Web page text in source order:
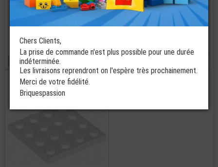
LEGO® Plate 4x4
- Ouverture 2x2
Au Centre
à partir de
9 coloris disponibles
LEGO® Plate
4x4x2/3 Avec 4
à partir de
12 coloris disponibles
commander
Chers Clients,
La prise de commande n'est plus possible pour une durée
indéterminée.
Les livraisons reprendront on l'espère très prochainement.
Merci de votre fidélité.
Briquespassion